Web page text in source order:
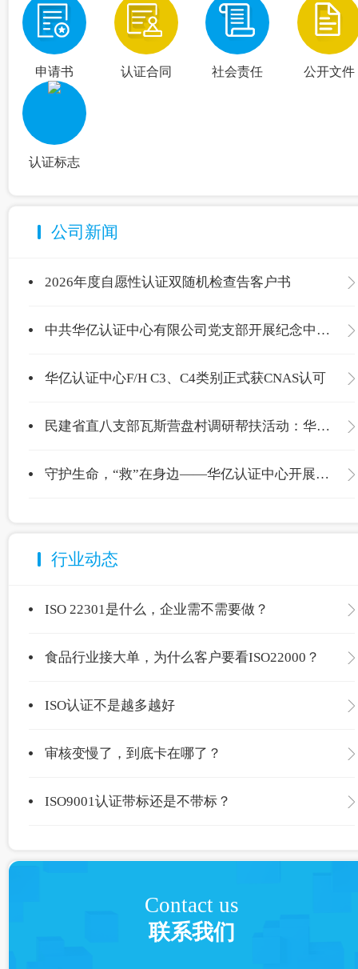
申请书 认证合同 社会责任 公开文件
认证标志
公司新闻
2026年度自愿性认证双随机检查告客户书
中共华亿认证中心有限公司党支部开展纪念中国共产党成立105周年主题党日活动
华亿认证中心F/H C3、C4类别正式获CNAS认可
民建省直八支部瓦斯营盘村调研帮扶活动：华亿认证中心爱心捐赠温暖校园
守护生命，“救”在身边——华亿认证中心开展应急救护专项培训
行业动态
ISO 22301是什么，企业需不需要做？
食品行业接大单，为什么客户要看ISO22000？
ISO认证不是越多越好
审核变慢了，到底卡在哪了？
ISO9001认证带标还是不带标？
Contact us
联系我们